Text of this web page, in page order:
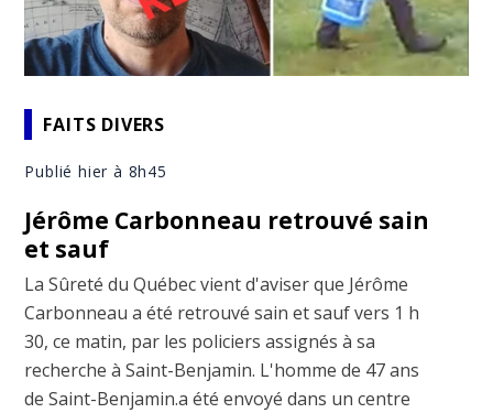
FAITS DIVERS
Publié hier à 8h45
Jérôme Carbonneau retrouvé sain
et sauf
La Sûreté du Québec vient d'aviser que Jérôme
Carbonneau a été retrouvé sain et sauf vers 1 h
30, ce matin, par les policiers assignés à sa
recherche à Saint-Benjamin. L'homme de 47 ans
de Saint-Benjamin.a été envoyé dans un centre